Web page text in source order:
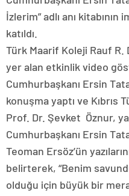
İzlerim” adlı anı
katıldı.
Türk Maarif Koleji Rauf R.
yer alan etkinlik video
Cumhurbaşkanı Ersin
konuşma yaptı ve Kıbrıs
Prof. Dr. Şevket Öznur,
Cumhurbaşkanı Ersin
Teoman Ersöz’ün
belirterek, “Benim
olduğu için büyük bir